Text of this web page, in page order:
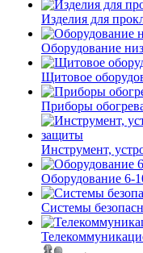
Изделия для
Оборудование
Щитовое
Приборы
Инструмент,
Оборудование 6-
Системы